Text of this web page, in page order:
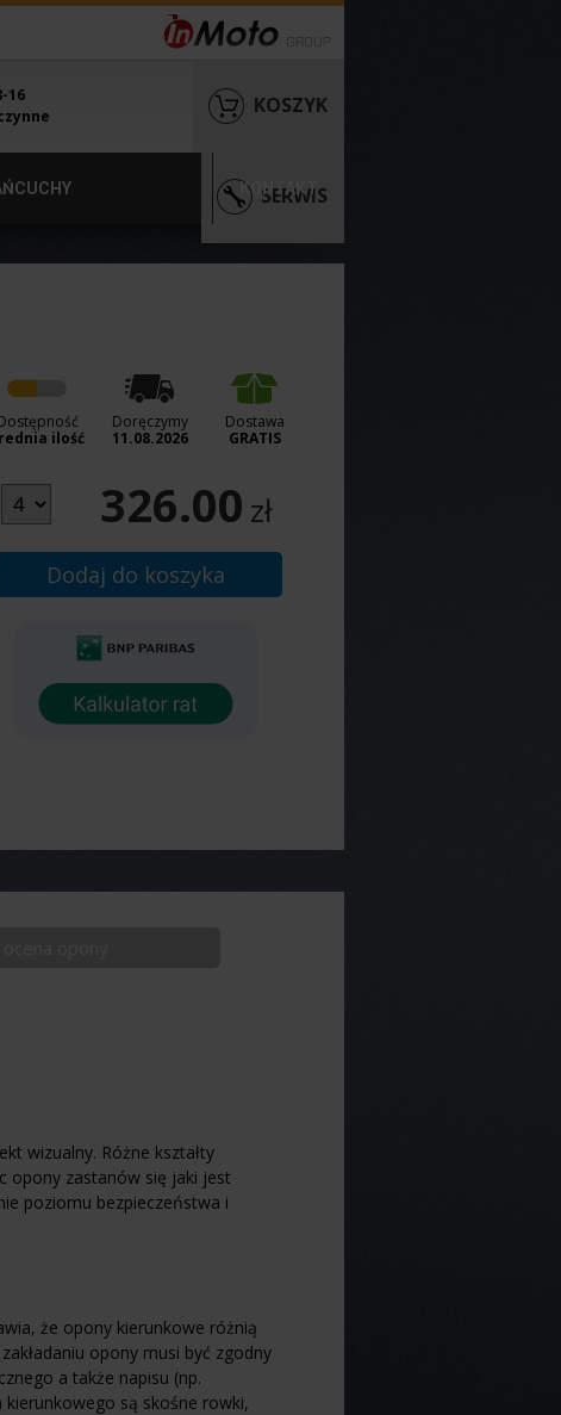
16
KOSZYK
SERWIS
KONTAKT
ilość
Doręczymy
11.08.2026
Dostawa
GRATIS
326.00 zł
Dodaj do koszyka
wizualny. Różne kształty
opony zastanów się jaki jest
poziomu bezpieczeństwa i
że opony kierunkowe różnią
opony musi być zgodny
a także napisu (np.
są skośne rowki,